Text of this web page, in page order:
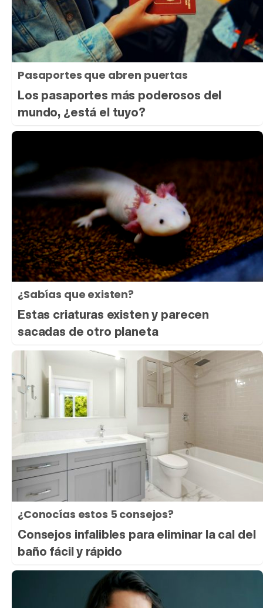
Pasaportes que abren puertas
Los pasaportes más poderosos del
mundo, ¿está el tuyo?
¿Sabías que existen?
Estas criaturas existen y parecen
sacadas de otro planeta
¿Conocías estos 5 consejos?
Consejos infalibles para eliminar la cal del
baño fácil y rápido